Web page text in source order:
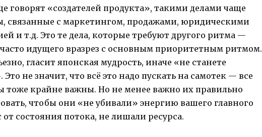
говорят «создателей продукта», такими делами чаще
связанные с маркетингом, продажами, юридическими
и т.д. Это те дела, которые требуют другого ритма —
часто идущего вразрез с основным приоритетным ритмом.
гласит японская мудрость, иначе «не станете
не значит, что всё это надо пускать на самотек — все
тоже крайне важны. Но не менее важно их правильно
чтобы они «не убивали» энергию вашего главного
состояния потока, не лишали ресурса.